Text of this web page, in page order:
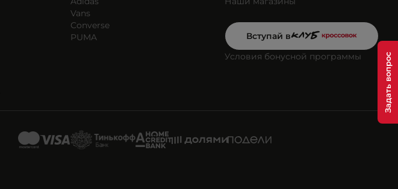
Vans
Converse
PUMA
Вступай в
Условия бонусной программы